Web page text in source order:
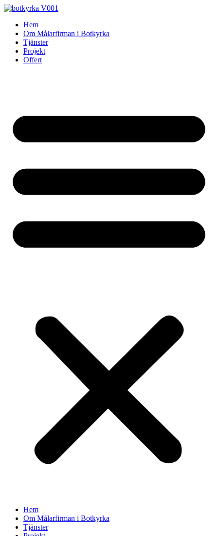
Skip
contentHem
Om Målarfirman i Botkyrka
Tjänster
Projekt
Offert
Hem
Om Målarfirman i Botkyrka
Tjänster